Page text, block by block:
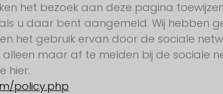
het bezoek aan deze pagina
u daar bent aangemeld. Wij hebben
het gebruik ervan door de sociale
maar af te melden bij de sociale
hier:
policy.php